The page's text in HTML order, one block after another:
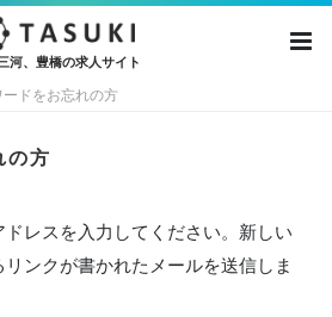
河、豊橋の求人サイト
ドをお忘れの方
の方
レスを入力してください。新しい
ンクが書かれたメールを送信しま